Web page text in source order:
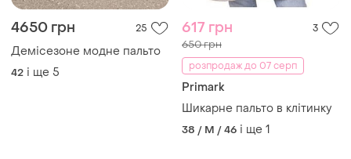
4650 грн 25
Демісезоне модне пальто
42 і ще 5
617 грн 3
650 грн
розпродаж до 07 серп
Primark
Шикарне пальто в клітинку
38 / M / 46 і ще 1